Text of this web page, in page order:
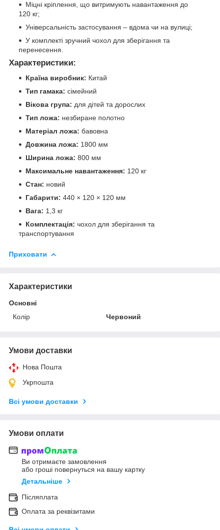
Міцні кріплення, що витримують навантаження до
120 кг;
Універсальність застосування – вдома чи на вулиці;
У комплекті зручний чохол для зберігання та
перенесення.
Характеристики:
Країна виробник: Китай
Тип гамака: сімейний
Вікова група: для дітей та дорослих
Тип ложа: незбиране полотно
Матеріал ложа: бавовна
Довжина ложа: 1800 мм
Ширина ложа: 800 мм
Максимальне навантаження: 120 кг
Стан: новий
Габарити: 440 × 120 × 120 мм
Вага: 1,3 кг
Комплектація: чохол для зберігання та
транспортування
Приховати
Характеристики
Основні
Колір
Червоний
Умови доставки
Нова Пошта
Укрпошта
Всі умови доставки
Умови оплати
Ви отримаєте замовлення
або гроші повернуться на вашу картку
Детальніше
Післяплата
Оплата за реквізитами